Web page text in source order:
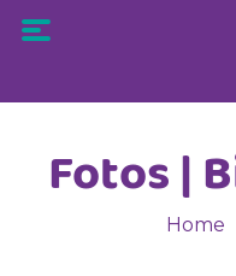
Fotos |
Home